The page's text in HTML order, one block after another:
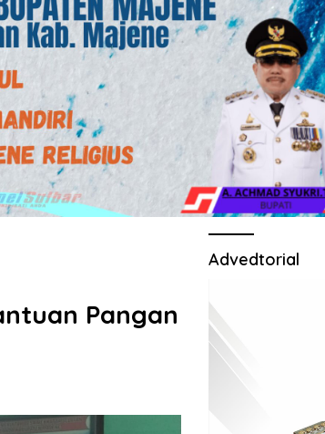
Pangan
Advedtorial